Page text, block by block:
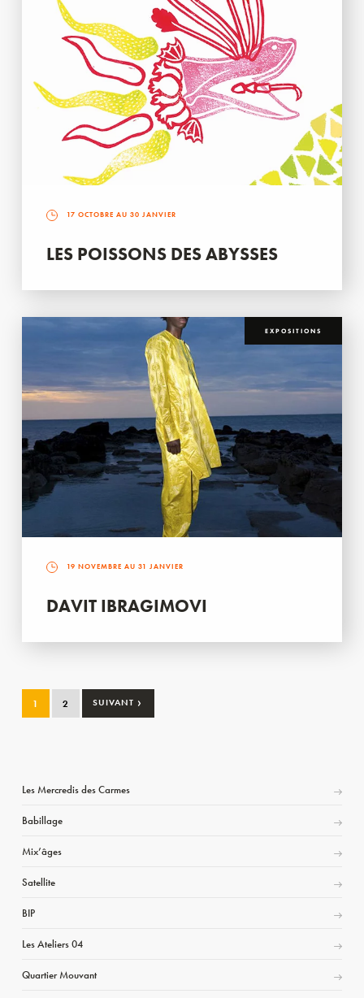
17 OCTOBRE AU 30 JANVIER
LES POISSONS DES ABYSSES
EXPOSITIONS
19 NOVEMBRE AU 31 JANVIER
DAVIT IBRAGIMOVI
1 2 SUIVANT ›
Les Mercredis des Carmes
Babillage
Mix’âges
Satellite
BIP
Les Ateliers 04
Quartier Mouvant